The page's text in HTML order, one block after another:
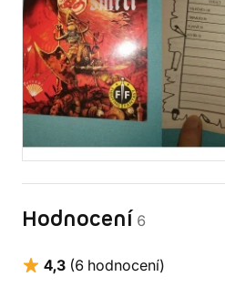
Hodnocení 6
4,3 (6 hodnocení)